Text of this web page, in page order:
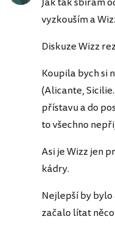
vyzkouším a
Diskuze Wizz
Koupila bych si
(Alicante,
přístavu a do
to všechno
Asi je Wizz jen
kádry.
Nejlepší by
začalo lítat